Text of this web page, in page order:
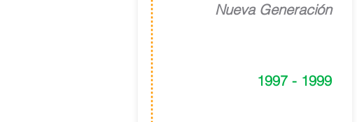
Nueva Generación
1997 - 1999